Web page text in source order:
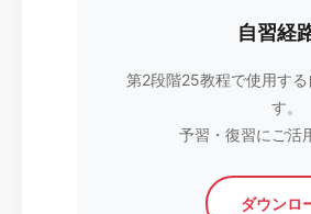
自習経
第2段階25教程で使用す
す。
予習・復習にご活
ダウンロ